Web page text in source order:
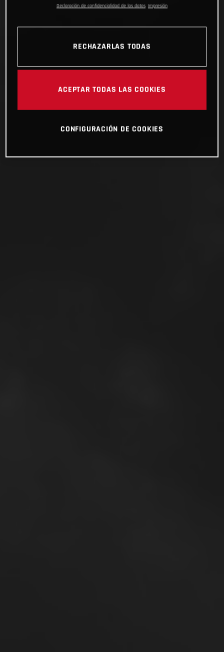
Declaración de confidencialidad de los datos Impresión
RECHAZARLAS TODAS
ACEPTAR TODAS LAS COOKIES
CONFIGURACIÓN DE COOKIES